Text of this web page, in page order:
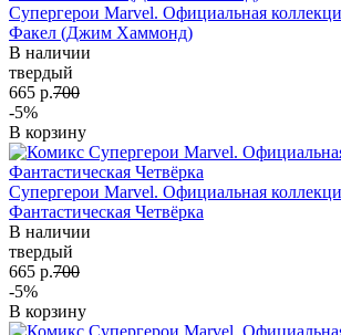
Супергерои Marvel. Официальная
Факел (Джим Хаммонд)
В наличии
твердый
665 р.700
-5%
В корзину
Супергерои Marvel. Официальная
Фантастическая Четвёрка
В наличии
твердый
665 р.700
-5%
В корзину